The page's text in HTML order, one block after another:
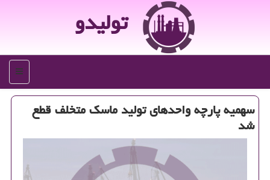
تولیدو
منو
سهمیه پارچه واحدهای تولید ماسك متخلف قطع
شد